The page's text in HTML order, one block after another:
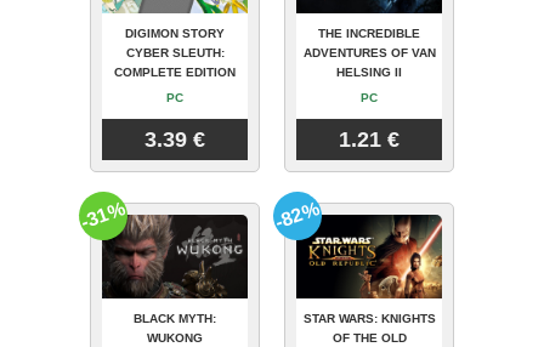
DIGIMON STORY
CYBER SLEUTH:
COMPLETE EDITION
PC
3.39 €
THE INCREDIBLE
ADVENTURES OF VAN
HELSING II
PC
1.21 €
BLACK MYTH:
WUKONG
-31%
STAR WARS: KNIGHTS
OF THE OLD
-82%